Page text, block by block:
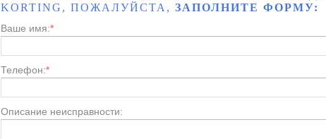
KORTING, ПОЖАЛУЙСТА, ЗАПОЛНИТЕ ФОРМУ:
Ваше имя:*
Телефон:*
Описание неисправности: